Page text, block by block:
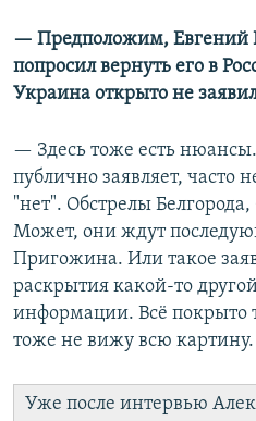
— Предположим, Евгений
попросил вернуть его в
Украина открыто не
— Здесь тоже есть
публично заявляет, часто
"нет". Обстрелы
Может, они ждут
Пригожина. Или такое
раскрытия какой-то
информации. Всё покрыто
тоже не вижу всю картину.
Уже после интервью